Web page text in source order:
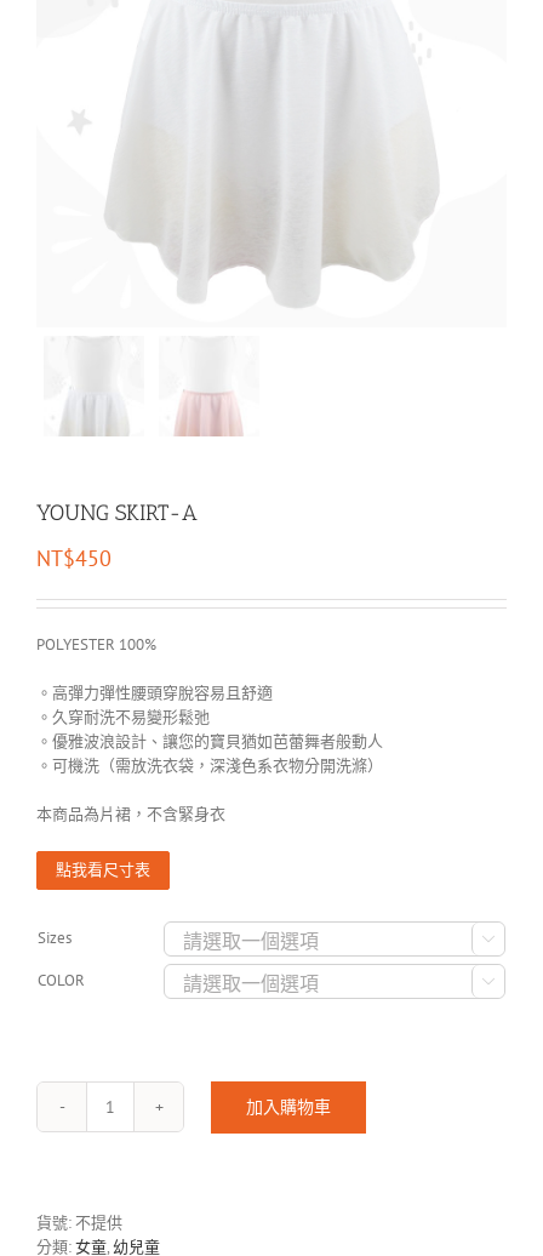
YOUNG SKIRT-A
NT$450
POLYESTER 100%
。高彈力彈性腰頭穿脫容易且舒適
。久穿耐洗不易變形鬆弛
。優雅波浪設計、讓您的寶貝猶如芭蕾舞者般動人
。可機洗（需放洗衣袋，深淺色系衣物分開洗滌）
本商品為片裙，不含緊身衣
點我看尺寸表
Sizes 
COLOR 
YOUNG
量
加入購物車
貨號:不提供
分類:女童,幼兒童